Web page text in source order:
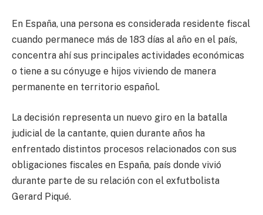
En España, una persona es considerada residente fiscal
cuando permanece más de 183 días al año en el país,
concentra ahí sus principales actividades económicas
o tiene a su cónyuge e hijos viviendo de manera
permanente en territorio español.
La decisión representa un nuevo giro en la batalla
judicial de la cantante, quien durante años ha
enfrentado distintos procesos relacionados con sus
obligaciones fiscales en España, país donde vivió
durante parte de su relación con el exfutbolista
Gerard Piqué.